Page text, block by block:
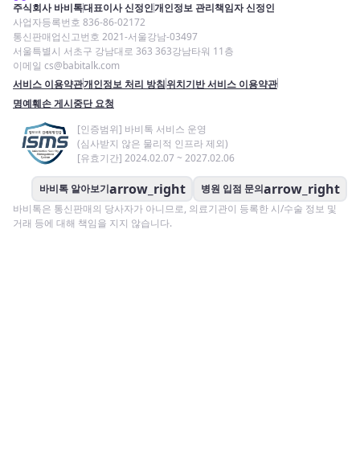
주식회사 바비톡대표이사 신정인개인정보 관리책임자 신정인
사업자등록번호 836-86-02172
통신판매업신고번호 2021-서울강남-03497
서울특별시 서초구 강남대로 363 363강남타워 11층
이메일 cs@babitalk.com
서비스 이용약관개인정보 처리 방침위치기반 서비스 이용약관
명예훼손 게시중단 요청
[인증범위] 바비톡 서비스 운영
(심사받지 않은 물리적 인프라 제외)
[유효기간] 2024.02.07 ~ 2027.02.06
바비톡 알아보기arrow_right 병원 입점 문의arrow_right
바비톡은 통신판매의 당사자가 아니므로, 의료기관이 등록한 시/수술 정보 및
거래 등에 대해 책임을 지지 않습니다.